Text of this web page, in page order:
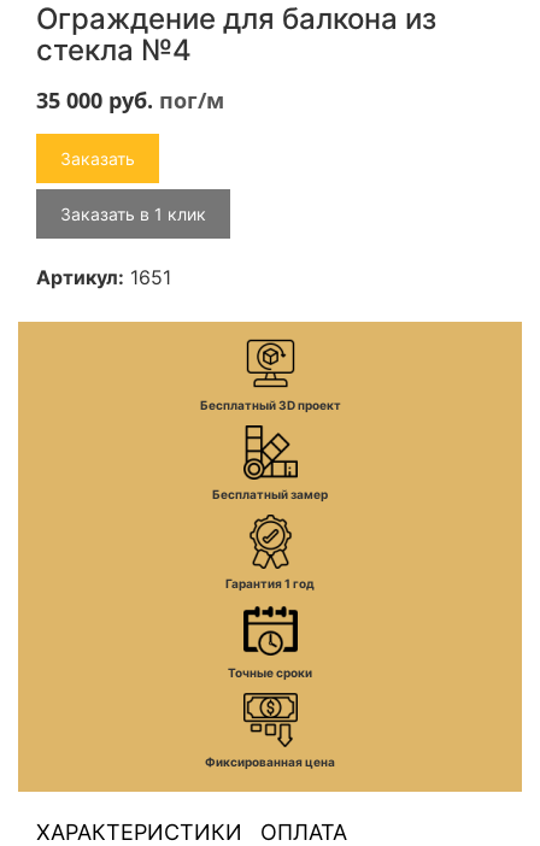
Ограждение для балкона из
стекла №4
35 000 руб. пог/м
Заказать
Заказать в 1 клик
Артикул: 1651
Бесплатный 3D проект
Бесплатный замер
Гарантия 1 год
Точные сроки
Фиксированная цена
ХАРАКТЕРИСТИКИ ОПЛАТА